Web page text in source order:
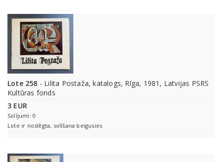
Lote 258 - Lilita Postaža, katalogs, Rīga, 1981, Latvijas PSRS
Kultūras fonds
3 EUR
Solījumi: 0
Lote ir noslēgta, solīšana beigusies